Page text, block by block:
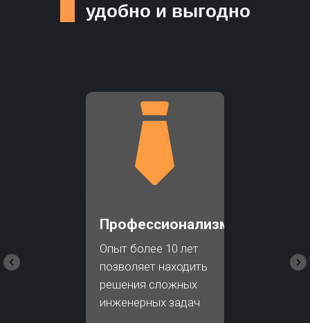
удобно и выгодно
Профессионализм
Опыт более 10 лет
позволяет находить
решения сложных
инженерных задач